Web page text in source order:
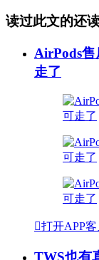
读过此文的还
AirPods
走了
打开APP
TWS也有